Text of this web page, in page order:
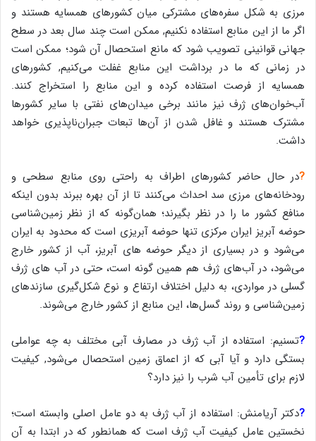
مرزی به شکل سفره‌های مشترکی میان کشورهای همسایه هستند و
اگر ما از این منابع استفاده نکنیم, ممکن است چند سال بعد در سطح
جهانی قوانینی تصویب شود که مانع استحصال آن شود؛ ممکن است
در زمانی که ما در برداشت این منابع غفلت می‌کنیم, کشورهای
همسایه از فرصت استفاده کرده و این منابع را استخراج کنند.
آب‌خوان‌های ژرف نیز مانند برخی میدان‌های نفتی با سایر کشورها
مشترک هستند و غافل شدن از آن‌ها تبعات جبران‌ناپذیری خواهد
داشت.
?در حال حاضر کشورهای اطراف به راحتی روی منابع سطحی و
رودخانه‌های مرزی سد احداث می‌کنند تا از آن بهره ببرند بدون اینکه
منافع کشور ما را در نظر بگیرند؛ همان‌گونه که از نظر زمین‌شناسی
حوضه آبریز ایران مرکزی تنها حوضه آبریزی است که محدود به ایران
می‌شود و در بسیاری از دیگر حوضه های آبریز، آب از کشور خارج
می‌شود، در آب‌های ژرف هم همین گونه است، حتی در آب های ژرف
گسلی در مواردی، به دلیل اختلاف ارتفاع و نوع شکل‌گیری سازندهای
زمین‌شناسی و روند گسل‌ها، این منابع از کشور خارج می‌شوند.
?تسنیم: استفاده از آب ژرف در مصارف آبی مختلف به چه عواملی
بستگی دارد و آیا آبی که از اعماق زمین استحصال می‌شود, کیفیت
لازم برای تأمین آب شرب را نیز دارد؟
?دکتر آریامنش: استفاده از آب ژرف به دو عامل اصلی وابسته است؛
نخستین عامل کیفیت آب ژرف است که همانطور که در ابتدا به آن